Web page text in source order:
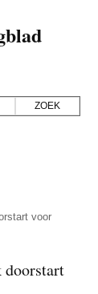
voor
doorstart